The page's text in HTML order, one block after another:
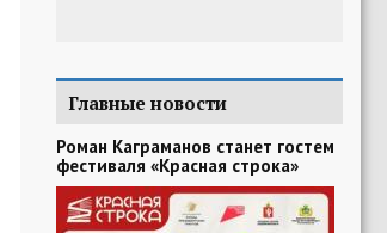
Главные новости
Роман Каграманов станет гостем
фестиваля «Красная строка»